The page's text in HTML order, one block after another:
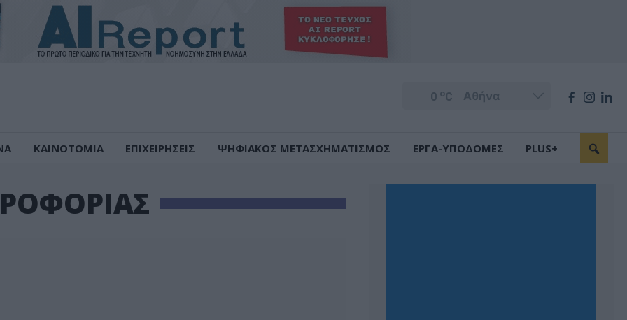
0 oC
ΚΑΙΝΟΤΟΜΙΑ ΕΠΙΧΕΙΡΗΣΕΙΣ ΨΗΦΙΑΚΟΣ ΜΕΤΑΣΧΗΜΑΤΙΣΜΟΣ ΕΡΓΑ-ΥΠΟΔΟΜΕΣ PLUS+